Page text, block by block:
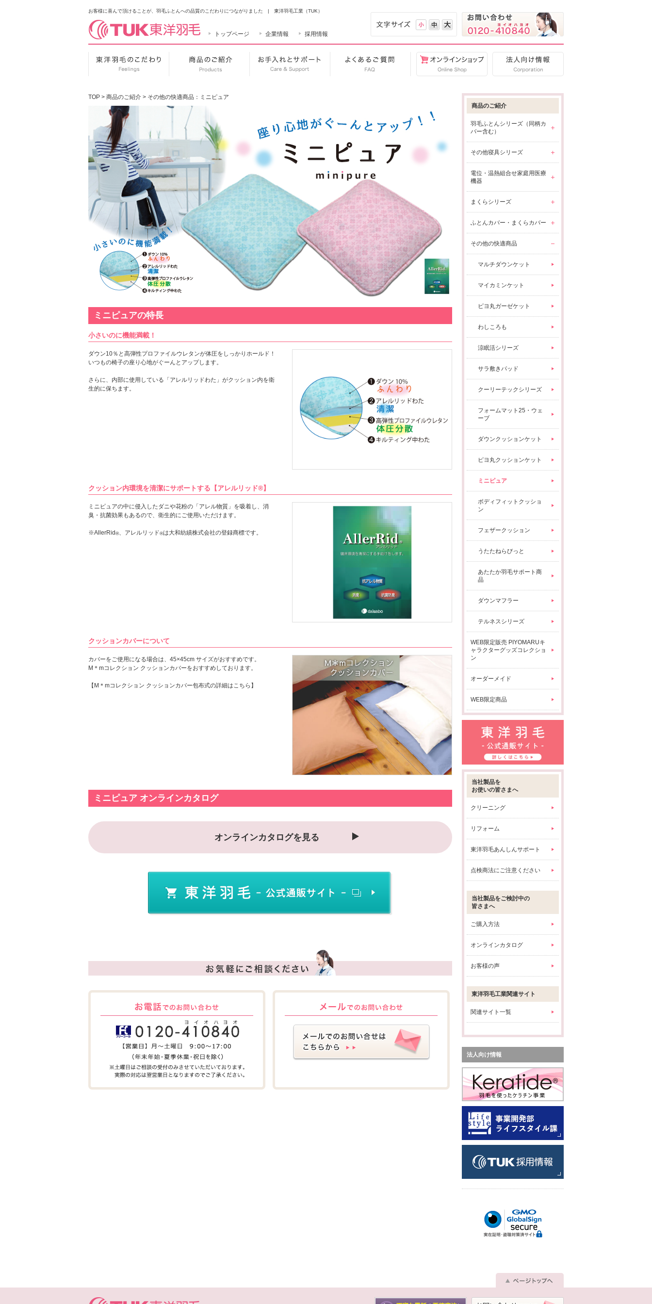
お客様に喜んで頂けることが、羽毛ふとんへの品質のこだわりにつながりました | 東洋羽毛工業（TUK）
トップページ 企業情報 採用情報
小 中
東洋羽毛のこだわり 商品のご紹介 お手入れとサポート よくあるご質問 オンラインショップ
TOP > 商品のご紹介 > その他の快適商品：ミニピュア
ミニピュアの特長
小さいのに機能満載！
ダウン10％と高弾性プロファイルウレタンが体圧をしっかりホールド！
いつもの椅子の座り心地がぐーんとアップします。
さらに、内部に使用している「アレルリッドわた」がクッション内を衛
生的に保ちます。
クッション内環境を清潔にサポートする【アレルリッド®】
ミニピュアの中に侵入したダニや花粉の「アレル物質」を吸着し、消
臭・抗菌効果もあるので、衛生的にご使用いただけます。
※AllerRid®、アレルリッド®は大和紡績株式会社の登録商標です。
クッションカバーについて
カバーをご使用になる場合は、45×45cm サイズがおすすめです。
M＊mコレクション クッションカバーをおすすめしております。
【M＊mコレクション クッションカバー包布式の詳細はこちら】
ミニピュア オンラインカタログ
オンラインカタログを見る
商品のご紹介
羽毛ふとんシリーズ（同柄カ
バー含む）
その他寝具シリーズ
電位・温熱組合せ家庭用医療
機器
まくらシリーズ
ふとんカバー・まくらカバー
その他の快適商品
マルチダウンケット
マイカミンケット
ピヨ丸ガーゼケット
わしころも
涼眠活シリーズ
サラ敷きパッド
クーリーテックシリーズ
フォームマット25・ウェ
ーブ
ダウンクッションケット
ピヨ丸クッションケット
ミニピュア
ボディフィットクッショ
ン
フェザークッション
うたたねらびっと
あたたか羽毛サポート商
品
ダウンマフラー
テルネスシリーズ
WEB限定販売 PIYOMARUキ
ャラクターグッズコレクショ
ン
オーダーメイド
WEB限定商品
当社製品を
お使いの皆さまへ
クリーニング
リフォーム
東洋羽毛あんしんサポート
点検商法にご注意ください
当社製品をご検討中の
皆さまへ
ご購入方法
オンラインカタログ
お客様の声
東洋羽毛工業関連サイト
関連サイト一覧
法人向け情報